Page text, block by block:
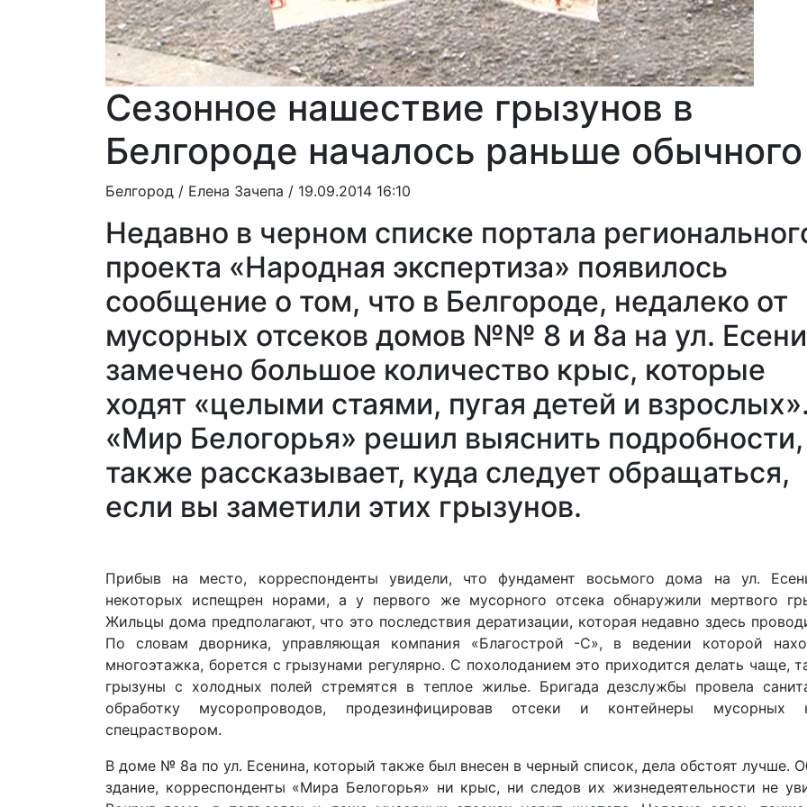
Сезонное нашествие грызунов в
Белгороде началось раньше обычного
Белгород / Елена Зачепа / 19.09.2014 16:10
Недавно в черном списке портала
проекта «Народная экспертиза» появилось
сообщение о том, что в Белгороде, недалеко от
мусорных отсеков домов №№ 8 и 8а на ул.
замечено большое количество крыс, которые
ходят «целыми стаями, пугая детей и взрослых».
«Мир Белогорья» решил выяснить подробности,
также рассказывает, куда следует обращаться,
если вы заметили этих грызунов.
Прибыв на место, корреспонденты увидели, что фундамент восьмого дома на ул.
некоторых испещрен норами, а у первого же мусорного отсека обнаружили мертвого
Жильцы дома предполагают, что это последствия дератизации, которая недавно здесь
По словам дворника, управляющая компания «Благострой -С», в ведении которой
многоэтажка, борется с грызунами регулярно. С похолоданием это приходится делать чаще,
грызуны с холодных полей стремятся в теплое жилье. Бригада дезслужбы провела
обработку мусоропроводов, продезинфицировав отсеки и контейнеры мусорных
спецраствором.
В доме № 8а по ул. Есенина, который также был внесен в черный список, дела обстоят лучше.
здание, корреспонденты «Мира Белогорья» ни крыс, ни следов их жизнедеятельности не